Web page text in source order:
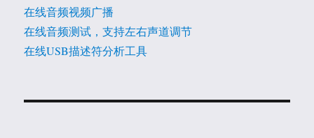
在线音频视频广播
在线音频测试，支持左右声道调节
在线USB描述符分析工具